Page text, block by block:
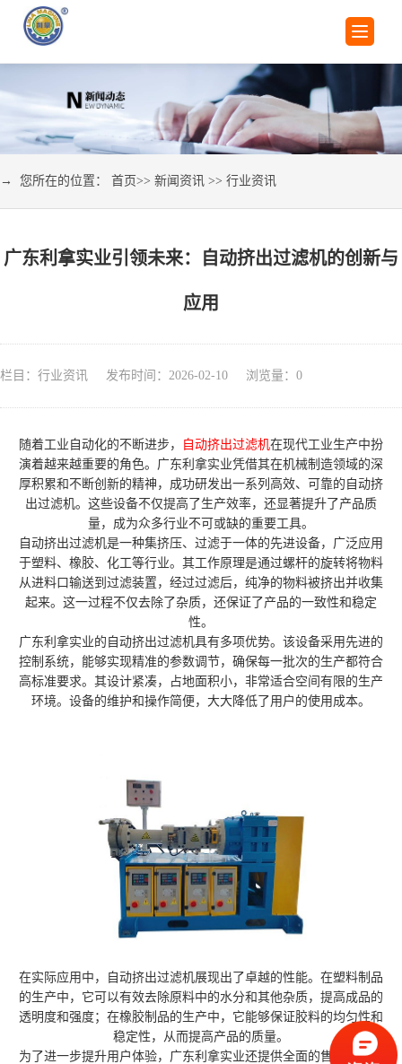
→ 您所在的位置： 首页>> 新闻资讯 >> 行业资讯
广东利拿实业引领未来：自动挤出过滤机的创新与
应用
栏目：行业资讯 发布时间：2026-02-10 浏览量： 0
随着工业自动化的不断进步， 自动挤出过滤机在现代工业生产中扮
演着越来越重要的角色。广东利拿实业凭借其在机械制造领域的深
厚积累和不断创新的精神，成功研发出一系列高效、可靠的自动挤
出过滤机。这些设备不仅提高了生产效率，还显著提升了产品质
量，成为众多行业不可或缺的重要工具。
自动挤出过滤机是一种集挤压、过滤于一体的先进设备，广泛应用
于塑料、橡胶、化工等行业。其工作原理是通过螺杆的旋转将物料
从进料口输送到过滤装置，经过过滤后，纯净的物料被挤出并收集
起来。这一过程不仅去除了杂质，还保证了产品的一致性和稳定
性。
广东利拿实业的自动挤出过滤机具有多项优势。该设备采用先进的
控制系统，能够实现精准的参数调节，确保每一批次的生产都符合
高标准要求。其设计紧凑，占地面积小，非常适合空间有限的生产
环境。设备的维护和操作简便，大大降低了用户的使用成本。
在实际应用中，自动挤出过滤机展现出了卓越的性能。在塑料制品
的生产中，它可以有效去除原料中的水分和其他杂质，提高成品的
透明度和强度；在橡胶制品的生产中，它能够保证胶料的均匀性和
稳定性，从而提高产品的质量。
为了进一步提升用户体验，广东利拿实业还提供全面的售后服务和